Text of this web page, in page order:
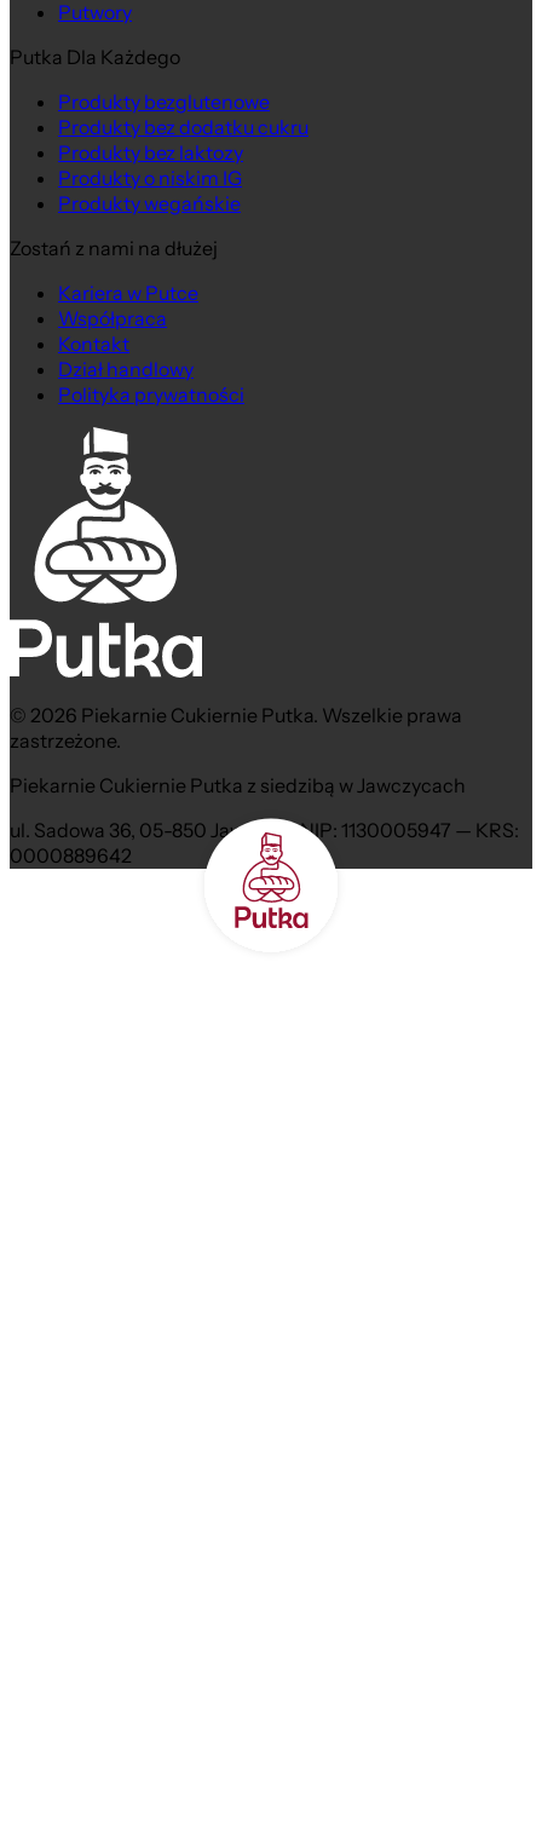
Putwory
Putka Dla Każdego
Produkty bezglutenowe
Produkty bez dodatku cukru
Produkty bez laktozy
Produkty o niskim IG
Produkty wegańskie
Zostań z nami na dłużej
Kariera w Putce
Współpraca
Kontakt
Dział handlowy
Polityka prywatności
© 2026 Piekarnie Cukiernie Putka. Wszelkie prawa
zastrzeżone.
Piekarnie Cukiernie Putka z siedzibą w Jawczycach
ul. Sadowa 36, 05-850 Jawczyce NIP: 1130005947 — KRS:
0000889642